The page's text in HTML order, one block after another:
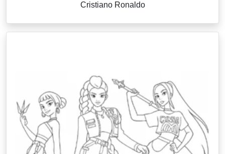
Cristiano Ronaldo